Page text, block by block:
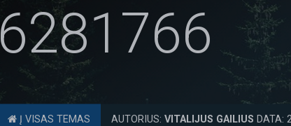
6281766
Į VISAS TEMAS AUTORIUS: VITALIJUS GAILIUS DATA: